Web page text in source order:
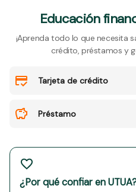
Educación
¡Aprenda todo lo que necesita
crédito, préstamos y
Tarjeta de crédito
Préstamo
¿Por qué confiar en